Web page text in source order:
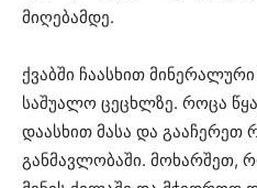
მიღებამდე.
ქვაბში ჩაასხით
საშუალო ცეცხლზე. როცა
დაასხით მასა და გააჩერეთ
განმავლობაში. მოხარშეთ,